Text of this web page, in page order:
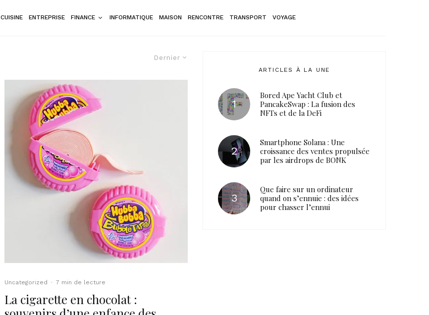
CUISINE ENTREPRISE FINANCE INFORMATIQUE MAISON RENCONTRE TRANSPORT VOYAGE
Dernier
Uncategorized · 7 min de lecture
La cigarette en chocolat :
ARTICLES À LA UNE
Bored Ape Yacht Club et
PancakeSwap : La fusion des
NFTs et de la DeFi
Smartphone Solana : Une
croissance des ventes propulsée
par les airdrops de BONK
Que faire sur un ordinateur
quand on s’ennuie : des idées
pour chasser l’ennui